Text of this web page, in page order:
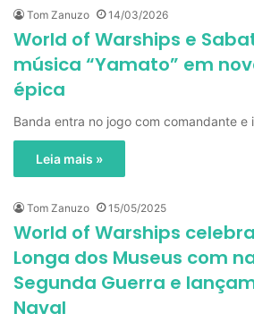
Tom Zanuzo 14/03/2026
World of Warships e
música “Yamato” em
épica
Banda entra no jogo com comandante e
Leia mais »
Tom Zanuzo 15/05/2025
World of Warships
Longa dos Museus com
Segunda Guerra e
Naval